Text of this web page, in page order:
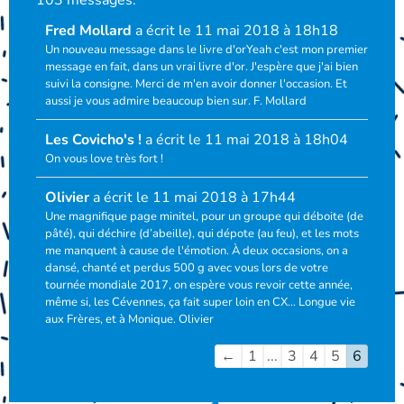
Fred Mollard a écrit le 11 mai 2018 à 18h18
Un nouveau message dans le livre d'orYeah c'est mon premier
message en fait, dans un vrai livre d'or. J'espère que j'ai bien
suivi la consigne. Merci de m'en avoir donner l'occasion. Et
aussi je vous admire beaucoup bien sur. F. Mollard
Les Covicho's !a écrit le 11 mai 2018 à 18h04
On vous love très fort !
Oliviera écrit le 11 mai 2018 à 17h44
Une magnifique page minitel, pour un groupe qui déboite (de
pâté), qui déchire (d’abeille), qui dépote (au feu), et les mots
me manquent à cause de l'émotion. À deux occasions, on a
dansé, chanté et perdus 500 g avec vous lors de votre
tournée mondiale 2017, on espère vous revoir cette année,
même si, les Cévennes, ça fait super loin en CX… Longue vie
aux Frères, et à Monique. Olivier
← 1 ... 3 4 5 6